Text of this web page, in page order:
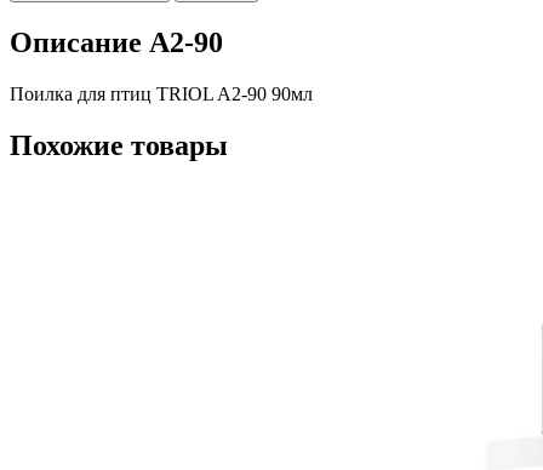
Описание A2-90
Поилка для птиц TRIOL A2-90 90мл
Похожие товары